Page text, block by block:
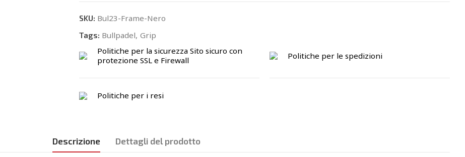
SKU: Bul23-Frame-Nero
Tags: Bullpadel Grip
Politiche per la sicurezza Sito sicuro con
protezione SSL e Firewall
Politiche per le spedizioni
Politiche per i resi
Descrizione Dettagli del prodotto